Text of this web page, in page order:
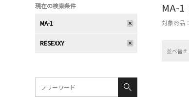
MA-1
対象商品：
並べ替え
現在の検索条件
MA-1
RESEXXY